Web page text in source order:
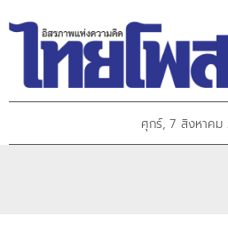
ศุกร์, 7 สิงหาคม